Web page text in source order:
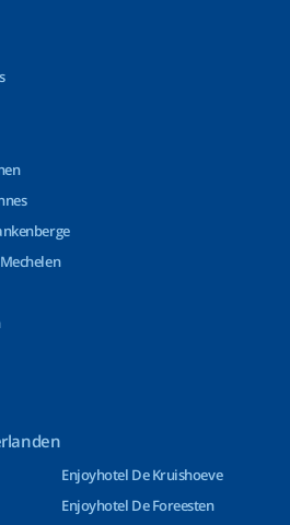
Enjoyhotel De Kruishoeve
Enjoyhotel De Foreesten